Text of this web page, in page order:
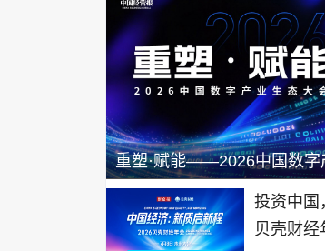
重塑·赋能——2026中国数字
投资中国
贝壳财经